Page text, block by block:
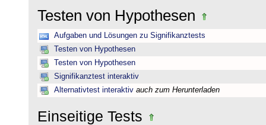
Testen von Hypothesen
Aufgaben und Lösungen zu Signifikanztests
Testen von Hypothesen
Testen von Hypothesen
Signifikanztest interaktiv
Alternativtest interaktiv auch zum Herunterladen
Einseitige Tests